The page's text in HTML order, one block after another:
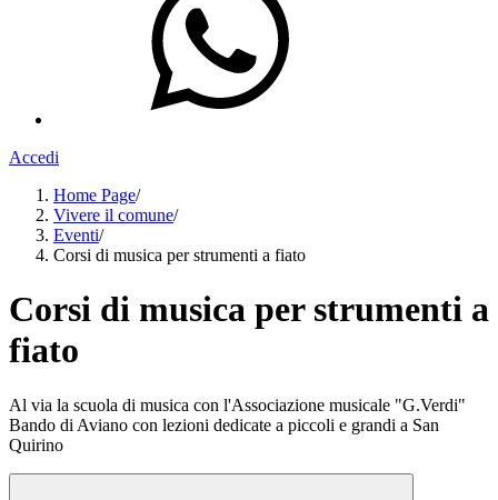
Accedi
Home Page/
Vivere il comune/
Eventi/
Corsi di musica per strumenti a fiato
Corsi di musica per strumenti a
fiato
Al via la scuola di musica con l'Associazione musicale "G.Verdi"
Bando di Aviano con lezioni dedicate a piccoli e grandi a San
Quirino